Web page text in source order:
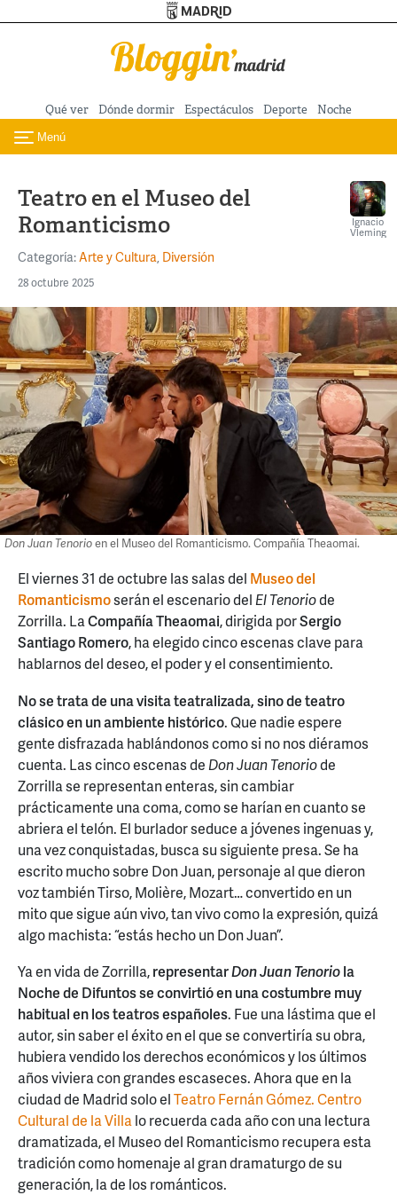
Pasar al contenido principal
Qué ver Dónde dormir Espectáculos Deporte Noche
Toggle navigation
Menú
Teatro en el Museo del
Romanticismo
Categoría:Arte y Cultura, Diversión
28 octubre 2025
Ignacio
Vleming
Don Juan Tenorioen el Museo del Romanticismo. Compañía Theaomai.
El viernes 31 de octubre las salas del Museo del
Romanticismoserán el escenario delEl Tenoriode
Zorrilla. LaCompañía Theaomai, dirigida porSergio
Santiago Romero, ha elegido cinco escenas clave para
hablarnos del deseo, el poder y el consentimiento.
No se trata de una visita teatralizada, sino de teatro
clásico en un ambiente histórico. Que nadie espere
gente disfrazada hablándonos como si no nos diéramos
cuenta. Las cinco escenas deDon Juan Tenoriode
Zorrilla se representan enteras, sin cambiar
prácticamente una coma, como se harían en cuanto se
abriera el telón. El burlador seduce a jóvenes ingenuas y,
una vez conquistadas, busca su siguiente presa. Se ha
escrito mucho sobre Don Juan, personaje al que dieron
voz también Tirso, Molière, Mozart… convertido en un
mito que sigue aún vivo, tan vivo como la expresión, quizá
algo machista: “estás hecho un Don Juan”.
Ya en vida de Zorrilla,representarDon Juan Tenoriola
Noche de Difuntos se convirtió en una costumbre muy
habitual en los teatros españoles. Fue una lástima que el
autor, sin saber el éxito en el que se convertiría su obra,
hubiera vendido los derechos económicos y los últimos
años viviera con grandes escaseces. Ahora que en la
ciudad de Madrid solo elTeatro Fernán Gómez. Centro
Cultural de la Villalo recuerda cada año con una lectura
dramatizada, el Museo del Romanticismo recupera esta
tradición como homenaje al gran dramaturgo de su
generación, la de los románticos.